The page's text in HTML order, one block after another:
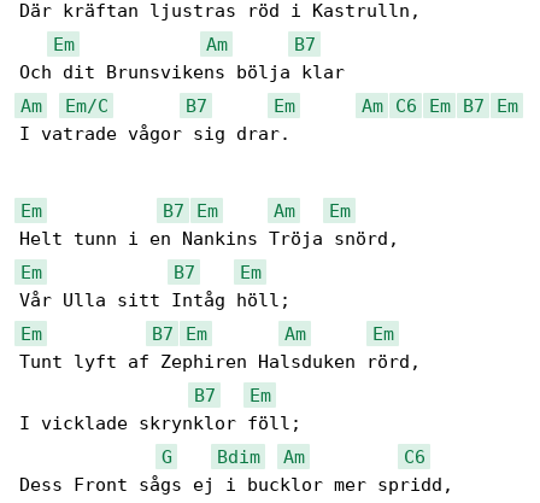
Där kräftan ljustras röd i Kastrulln,
Em
Am
B7
Am
Em/C B7 Em Am C6 Em B7
Em
I vatrade vågor sig drar.
Em B7 Em Am
Em
Em
B7
Em
Em
B7 Em Am
Em
Tunt lyft af Zephiren Halsduken rörd,
B7
Em
I vicklade skrynklor föll;
G
Bdim Am
C6
Dess Front sågs ej i bucklor mer spridd,